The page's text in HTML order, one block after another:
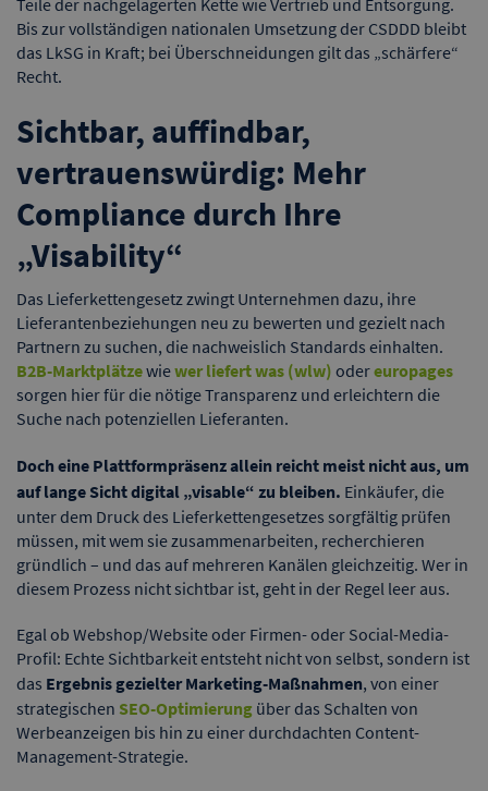
Teile der nachgelagerten Kette wie Vertrieb und Entsorgung.
Bis zur vollständigen nationalen Umsetzung der CSDDD bleibt
das LkSG in Kraft; bei Überschneidungen gilt das „schärfere“
Recht.
Sichtbar, auffindbar,
vertrauenswürdig: Mehr
Compliance durch Ihre
„Visability“
Das Lieferkettengesetz zwingt Unternehmen dazu, ihre
Lieferantenbeziehungen neu zu bewerten und gezielt nach
Partnern zu suchen, die nachweislich Standards einhalten.
B2B-Marktplätzewiewer liefert was (wlw) odereuropages
sorgen hier für die nötige Transparenz und erleichtern die
Suche nach potenziellen Lieferanten.
Doch eine Plattformpräsenz allein reicht meist nicht aus, um
auf lange Sicht digital „visable“ zu bleiben. Einkäufer, die
unter dem Druck des Lieferkettengesetzes sorgfältig prüfen
müssen, mit wem sie zusammenarbeiten, recherchieren
gründlich – und das auf mehreren Kanälen gleichzeitig. Wer in
diesem Prozess nicht sichtbar ist, geht in der Regel leer aus.
Egal ob Webshop/Website oder Firmen- oder Social-Media-
Profil: Echte Sichtbarkeit entsteht nicht von selbst, sondern ist
das Ergebnis gezielter Marketing-Maßnahmen, von einer
strategischen SEO-Optimierung über das Schalten von
Werbeanzeigen bis hin zu einer durchdachten Content-
Management-Strategie.